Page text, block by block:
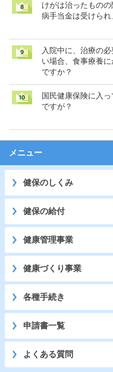
けがは治ったもの
病手当金は受けられ
入院中に、治療の
い場合、食事療養
ですか？
国民健康保険に入
ですが？
メニュー
健保のしくみ
健保の給付
健康管理事業
健康づくり事業
各種手続き
申請書一覧
よくある質問